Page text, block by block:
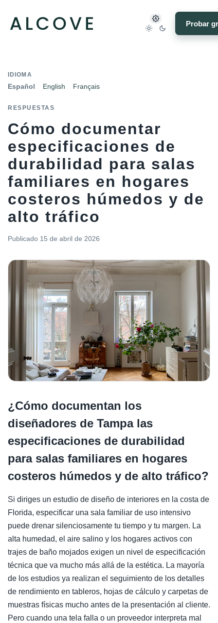
Probar
IDIOMA
Español English Français
RESPUESTAS
Cómo documentar
especificaciones de
durabilidad para salas
familiares en hogares
costeros húmedos y de
alto tráfico
Publicado 15 de abril de 2026
¿Cómo documentan los
diseñadores de Tampa las
especificaciones de durabilidad
para salas familiares en hogares
costeros húmedos y de alto tráfico?
Si diriges un estudio de diseño de interiores en la costa de
Florida, especificar una sala familiar de uso intensivo
puede drenar silenciosamente tu tiempo y tu margen. La
alta humedad, el aire salino y los hogares activos con
trajes de baño mojados exigen un nivel de especificación
técnica que va mucho más allá de la estética. La mayoría
de los estudios ya realizan el seguimiento de los detalles
de rendimiento en tableros, hojas de cálculo y carpetas de
muestras físicas mucho antes de la presentación al cliente.
Pero cuando una tela falla o un proveedor interpreta mal